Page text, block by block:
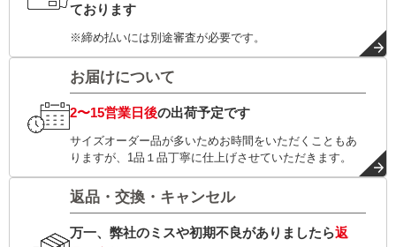
ております
※締め払いには別途審査が必要です。
お届けについて
2〜15営業日後の出荷予定です
サイズオーダー品が多いためお時間をいただくこともあ
りますが、1品１品丁寧に仕上げさせていただきます。
返品・交換・キャンセル
万一、弊社のミスや初期不良がありましたら返